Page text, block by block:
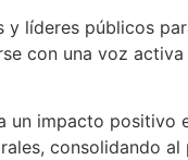
y líderes públicos
con una voz
impacto
consolidando